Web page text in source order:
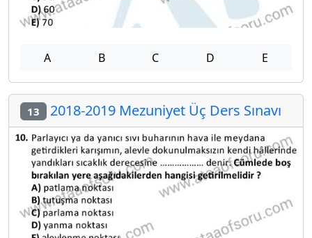
A B C D E
13 2018-2019 Mezuniyet Üç Ders Sınavı